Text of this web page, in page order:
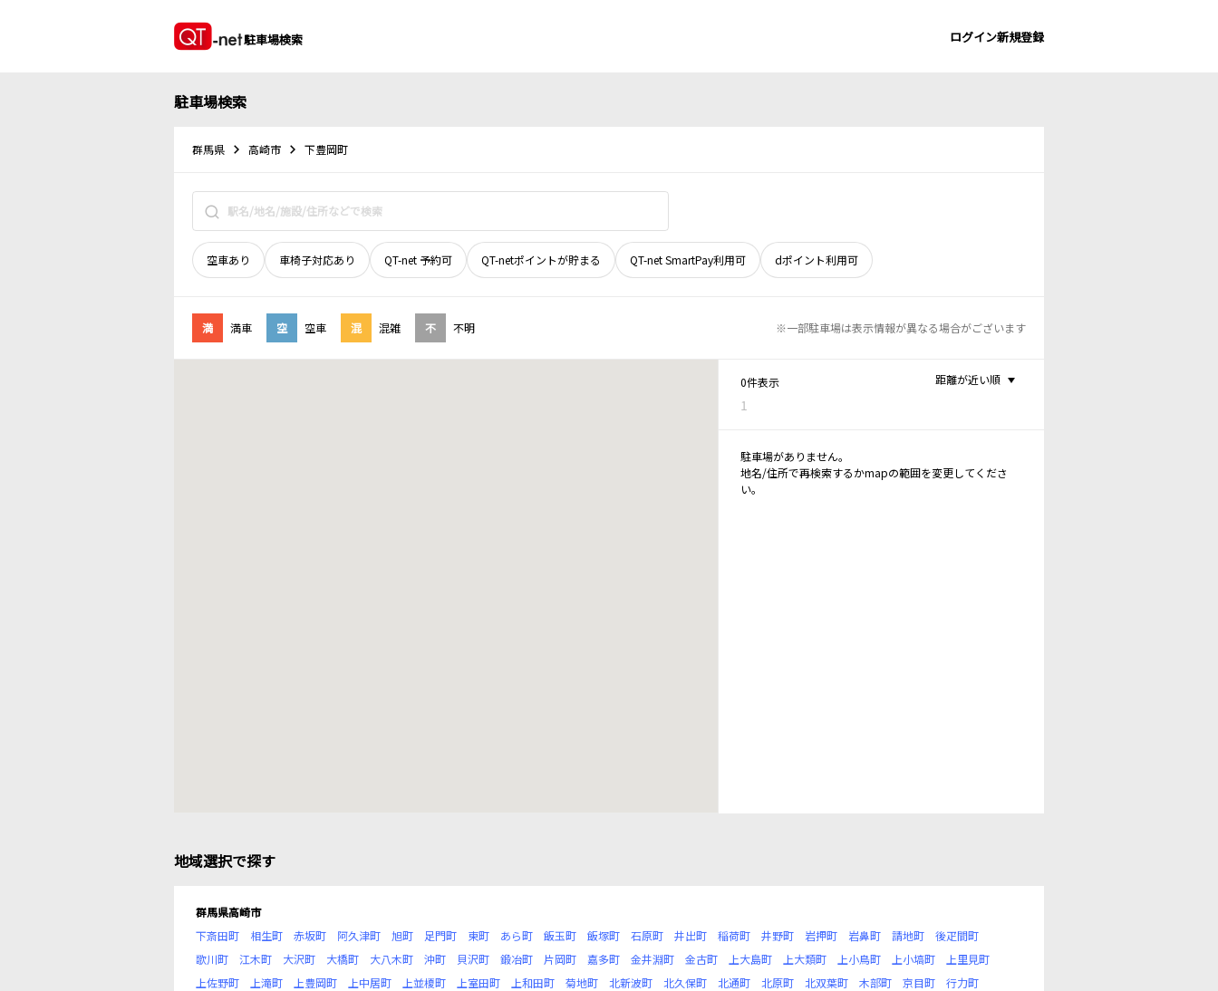
駐車場検索 ログイン新規登録
駐車場検索
群馬県 高崎市 下豊岡町
空車あり 車椅子対応あり QT-net 予約可 QT-netポイントが貯まる QT-net SmartPay利用可 dポイント利用可
満 満車 空 空車 混 混雑 不 不明 ※一部駐車場は表示情報が異なる場合がございます
0件表示
1
距離が近い順
駐車場がありません。
地名/住所で再検索するかmapの範囲を変更してくださ
い。
地域選択で探す
群馬県高崎市
下斎田町
相生町 赤坂町 阿久津町 旭町 足門町 東町 あら町 飯玉町 飯塚町 石原町 井出町 稲荷町 井野町 岩押町 岩鼻町 請地町
後疋間町
歌川町
江木町 大沢町 大橋町 大八木町 沖町 貝沢町 鍛冶町 片岡町 嘉多町 金井淵町 金古町 上大島町 上大類町 上小鳥町 上小塙町
上里見町
上佐野町
上滝町 上豊岡町 上中居町 上並榎町 上室田町 上和田町 菊地町 北新波町 北久保町 北通町 北原町 北双葉町 木部町 京目町
行力町